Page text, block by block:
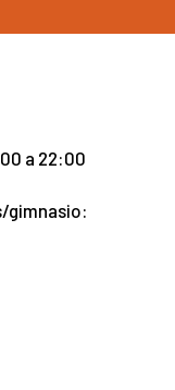
a 22:00
gimnasio: